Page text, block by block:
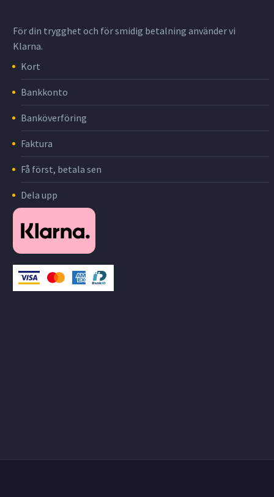
För din trygghet och för smidig betalning använder vi
Klarna.
Kort
Bankkonto
Banköverföring
Faktura
Få först, betala sen
Dela upp